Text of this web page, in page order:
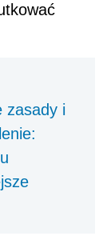
zasady i